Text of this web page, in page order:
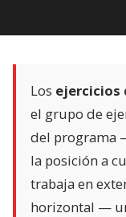
Los ejercicios
el grupo de
del programa
la posición a
trabaja en
horizontal —